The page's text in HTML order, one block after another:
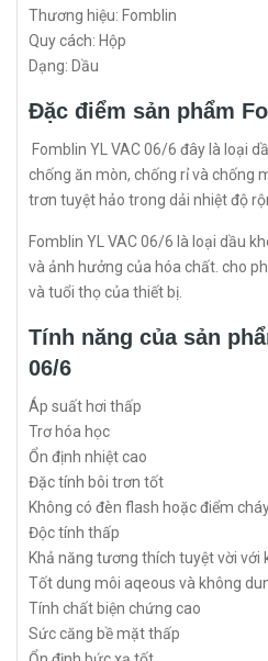
Thương hiệu: Fomblin
Quy cách: Hộp
Dạng: Dầu
Đặc điểm sản phẩm
Fomblin YL VAC 06/6 đây là loại
chống ăn mòn, chống rỉ và chống
trơn tuyệt hảo trong dải nhiệt độ
Fomblin YL VAC 06/6 là loại dầu
và ảnh hưởng của hóa chất. cho
và tuổi thọ của thiết bị.
Tính năng của sản
06/6
Áp suất hơi thấp
Trơ hóa học
Ổn định nhiệt cao
Đặc tính bôi trơn tốt
Không có đèn flash hoặc điểm
Độc tính thấp
Khả năng tương thích tuyệt vời với
Tốt dung môi aqeous và không
Tính chất biện chứng cao
Sức căng bề mặt thấp